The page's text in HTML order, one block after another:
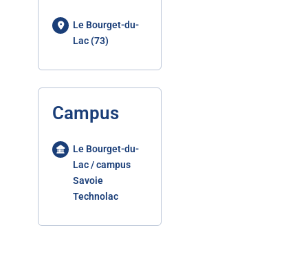
Le Bourget-du-
Lac (73)
Campus
Le Bourget-du-
Lac / campus
Savoie
Technolac